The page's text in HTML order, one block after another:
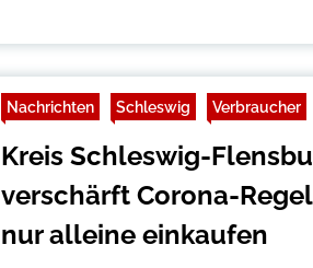
Nachrichten Schleswig Verbraucher
Kreis Schleswig-
verschärft Corona-
nur alleine einkaufen